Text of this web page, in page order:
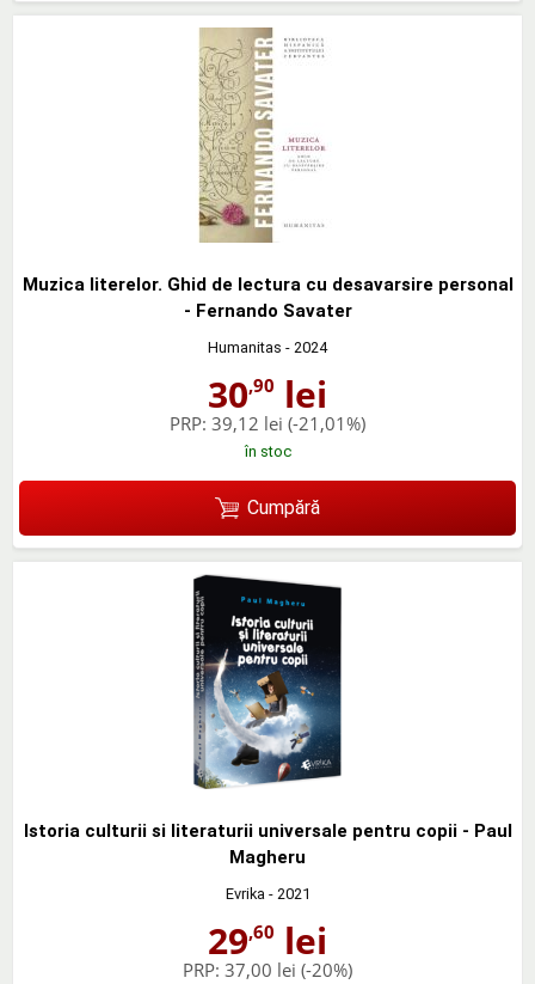
Muzica literelor. Ghid de lectura cu desavarsire personal
- Fernando Savater
Humanitas - 2024
30,90 lei
PRP: 39,12 lei (-21,01%)
în stoc
Cumpără
Istoria culturii si literaturii universale pentru copii - Paul
Magheru
Evrika- 2021
29,60 lei
PRP: 37,00 lei (-20%)